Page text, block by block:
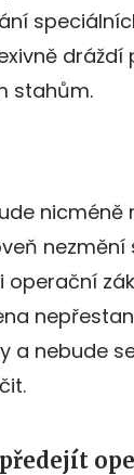
stahům.
nicméně
nezmění
operační
a nebude